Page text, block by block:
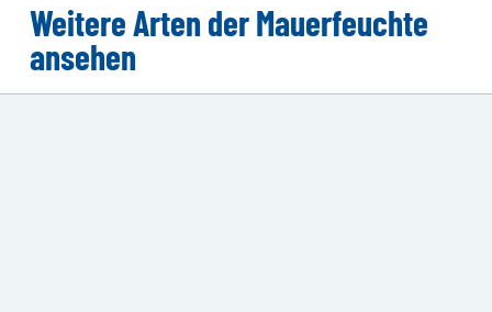
Weitere Arten der Mauerfeuchte
ansehen